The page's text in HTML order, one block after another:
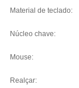
Material de teclado:
Núcleo chave:
Mouse:
Realçar: